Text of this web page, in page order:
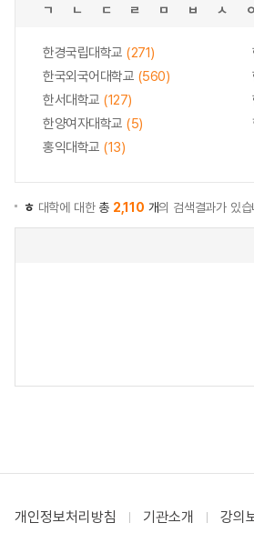
ㄱ ㄴ ㄷ ㄹ ㅁ ㅂ ㅅ ㅇ
한경국립대학교 (271)
한국외국어대학교 (560)
한서대학교 (127)
한양여자대학교 (5)
홍익대학교 (13)
ㅎ 대학에 대한총 2,110 개의 검색결과가 있습
개인정보처리방침 기관소개 강의